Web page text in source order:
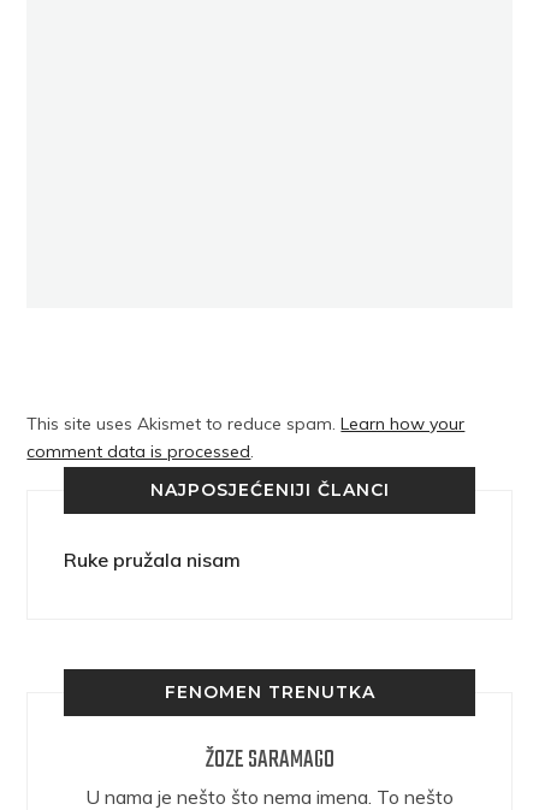
This site uses Akismet to reduce spam.Learn how your
comment data is processed.
NAJPOSJEĆENIJI ČLANCI
Ruke pružala nisam
FENOMEN TRENUTKA
ŽOZE SARAMAGO
U nama je nešto što nema imena. To nešto